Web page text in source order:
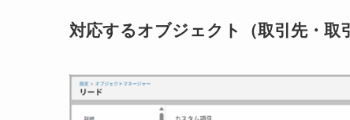
対応するオブジェクト（取引先・取